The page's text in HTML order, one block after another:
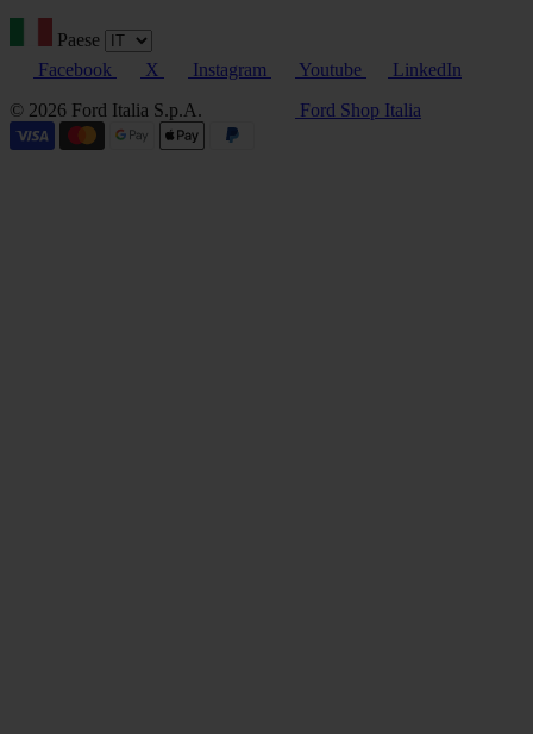
Paese
Facebook
X Instagram Youtube
LinkedIn
© 2026 Ford Italia S.p.A.
Ford Shop Italia